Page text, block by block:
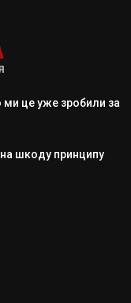
ми це уже зробили за
шкоду принципу